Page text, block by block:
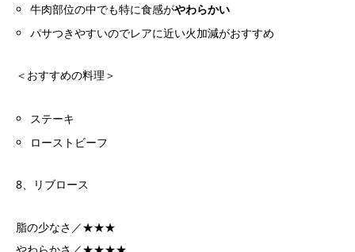
牛肉部位の中でも特に食感がやわらかい
パサつきやすいのでレアに近い火加減がおすすめ
＜おすすめの料理＞
ステーキ
ローストビーフ
8、リブロース
脂の少なさ／★★★
やわらかさ／★★★★